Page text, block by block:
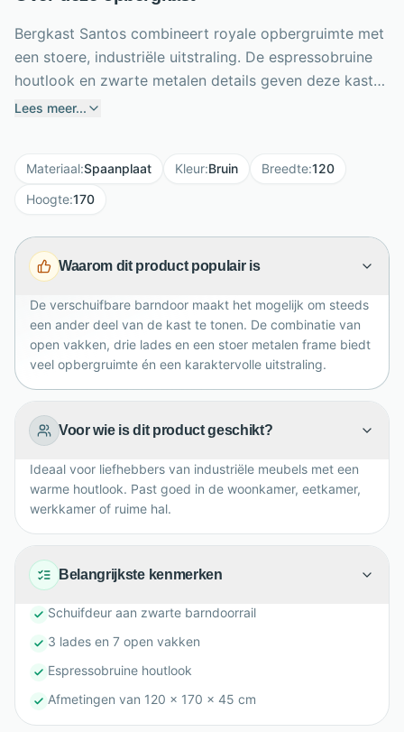
Bergkast Santos combineert royale opbergruimte met
een stoere, industriële uitstraling. De espressobruine
houtlook en zwarte metalen details geven deze kast
een warm en krachtig karakter. Dankzij de schuifdeur
aan de linkerkant, of kies voor vier open vakken
rechts. Met een breedte van 120 cm, hoogte van 170
voor boeken, servies en woondecoratie. Het metalen
frame en de ingefreesde handgrepen maken het
en industriële interieurs in ieder interieur.
Lees meer...
Materiaal:Spaanplaat Kleur:Bruin Breedte:120
Hoogte:170
Waarom dit product populair is
De verschuifbare barndoor maakt het mogelijk om steeds
een ander deel van de kast te tonen. De combinatie van
open vakken, drie lades en een stoer metalen frame biedt
veel opbergruimte én een karaktervolle uitstraling.
Voor wie is dit product geschikt?
Ideaal voor liefhebbers van industriële meubels met een
warme houtlook. Past goed in de woonkamer, eetkamer,
werkkamer of ruime hal.
Belangrijkste kenmerken
Schuifdeur aan zwarte barndoorrail
3 lades en 7 open vakken
Espressobruine houtlook
Afmetingen van 120 x 170 x 45 cm